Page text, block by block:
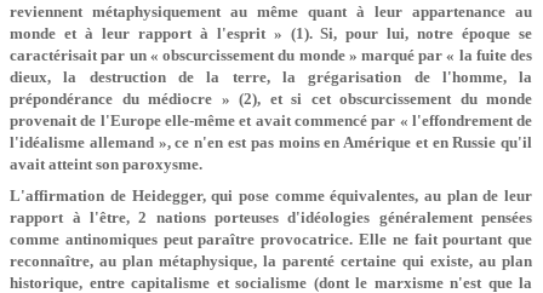
reviennent métaphysiquement au même quant à leur appartenance au
monde et à leur rapport à l'esprit » (1). Si, pour lui, notre époque se
caractérisait par un « obscurcissement du monde » marqué par « la fuite des
dieux, la destruction de la terre, la grégarisation de l'homme, la
prépondérance du médiocre » (2), et si cet obscurcissement du monde
provenait de l'Europe elle-même et avait commencé par « l'effondrement de
l'idéalisme allemand », ce n'en est pas moins en Amérique et en Russie qu'il
avait atteint son paroxysme.
L'affirmation de Heidegger, qui pose comme équivalentes, au plan de leur
rapport à l'être, 2 nations porteuses d'idéologies généralement pensées
comme antinomiques peut paraître provocatrice. Elle ne fait pourtant que
reconnaître, au plan métaphysique, la parenté certaine qui existe, au plan
historique, entre capitalisme et socialisme (dont le marxisme n'est que la